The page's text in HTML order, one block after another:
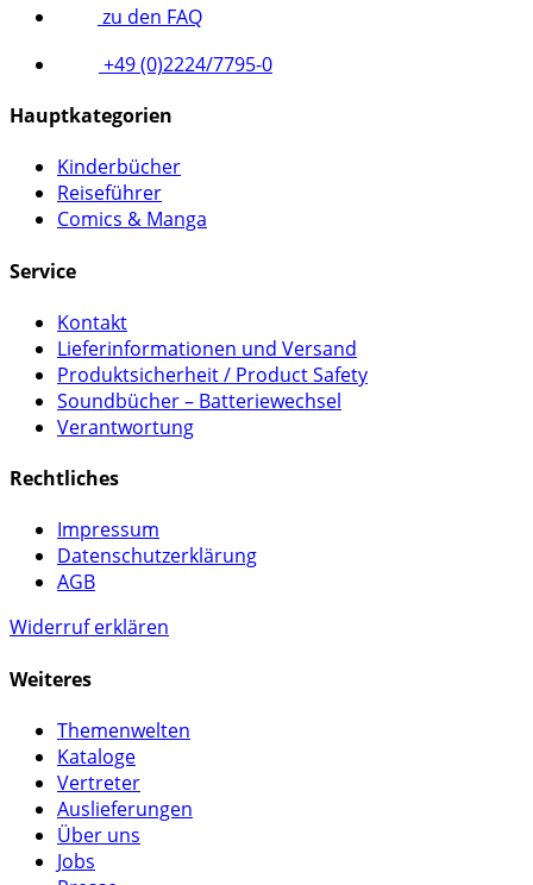
zu den FAQ
+49 (0)2224/7795-0
Hauptkategorien
Kinderbücher
Reiseführer
Comics & Manga
Service
Kontakt
Lieferinformationen und Versand
Produktsicherheit / Product Safety
Soundbücher – Batteriewechsel
Verantwortung
Rechtliches
Impressum
Datenschutzerklärung
AGB
Widerruf erklären
Weiteres
Themenwelten
Kataloge
Vertreter
Auslieferungen
Über uns
Jobs